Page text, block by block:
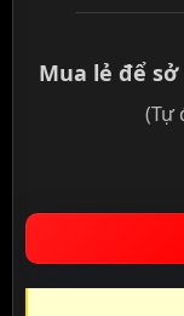
Mua lẻ để
(Tự